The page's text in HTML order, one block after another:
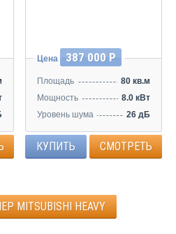
Цена 387 000 Р
Площадь
80 кв.м
Мощность
8.0 кВт
Уровень шума
26 дБ
КУПИТЬ СМОТРЕТЬ
MITSUBISHI HEAVY